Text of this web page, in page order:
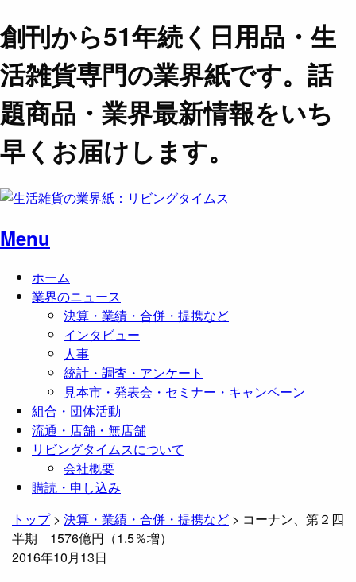
創刊から51年続く日用品・生
活雑貨専門の業界紙です。話
題商品・業界最新情報をいち
早くお届けします。
Menu
ホーム
業界のニュース
決算・業績・合併・提携など
インタビュー
人事
統計・調査・アンケート
見本市・発表会・セミナー・キャンペーン
組合・団体活動
流通・店舗・無店舗
リビングタイムスについて
会社概要
購読・申し込み
トップ> 決算・業績・合併・提携など > コーナン、第２四
半期 1576億円（1.5％増）
2016年10月13日